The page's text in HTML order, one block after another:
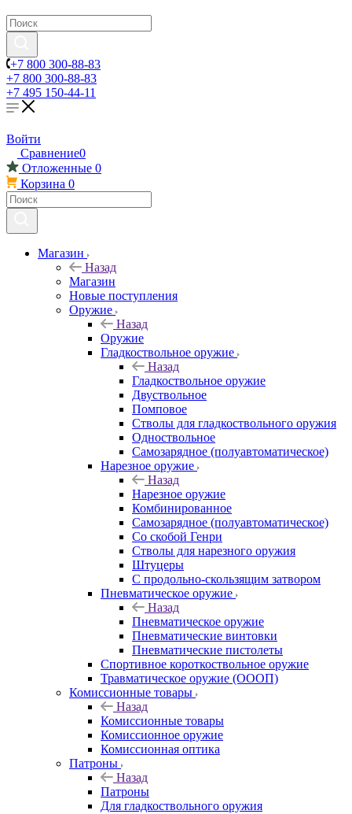
+7 800 300-88-83
+7 800 300-88-83
+7 495 150-44-11
Войти
Сравнение0
Отложенные 0
Корзина 0
Магазин
Назад
Магазин
Новые поступления
Оружие
Назад
Оружие
Гладкоствольное оружие
Назад
Гладкоствольное оружие
Двуствольное
Помповое
Стволы для гладкоствольного оружия
Одноствольное
Самозарядное (полуавтоматическое)
Нарезное оружие
Назад
Нарезное оружие
Комбинированное
Самозарядное (полуавтоматическое)
Со скобой Генри
Стволы для нарезного оружия
Штуцеры
С продольно-скользящим затвором
Пневматическое оружие
Назад
Пневматическое оружие
Пневматические винтовки
Пневматические пистолеты
Спортивное короткоствольное оружие
Травматическое оружие (ОООП)
Комиссионные товары
Назад
Комиссионные товары
Комиссионное оружие
Комиссионная оптика
Патроны
Назад
Патроны
Для гладкоствольного оружия